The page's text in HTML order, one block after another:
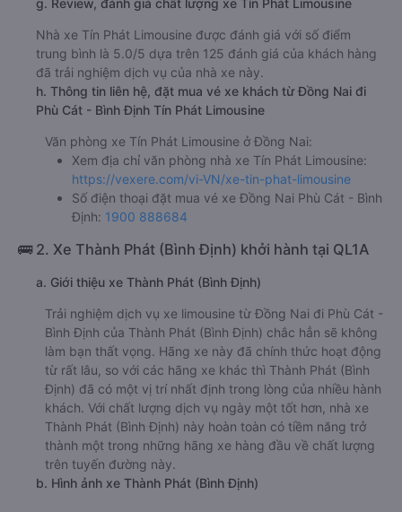
Nhà xe Tín Phát Limousine được đánh giá với số điểm
trung bình là 5.0/5 dựa trên 125 đánh giá của khách hàng
đã trải nghiệm dịch vụ của nhà xe này.
h. Thông tin liên hệ, đặt mua vé xe khách từ Đồng Nai đi
Phù Cát - Bình Định Tín Phát Limousine
Văn phòng xe Tín Phát Limousine ở Đồng Nai:
Xem địa chỉ văn phòng nhà xe Tín Phát Limousine:
https://vexere.com/vi-VN/xe-tin-phat-limousine
Số điện thoại đặt mua vé xe Đồng Nai Phù Cát - Bình
Định: 1900 888684
🚌 2. Xe Thành Phát (Bình Định) khởi hành tại QL1A
a. Giới thiệu xe Thành Phát (Bình Định)
Trải nghiệm dịch vụ xe limousine từ Đồng Nai đi Phù Cát -
Bình Định của Thành Phát (Bình Định) chắc hẳn sẽ không
làm bạn thất vọng. Hãng xe này đã chính thức hoạt động
từ rất lâu, so với các hãng xe khác thì Thành Phát (Bình
Định) đã có một vị trí nhất định trong lòng của nhiều hành
khách. Với chất lượng dịch vụ ngày một tốt hơn, nhà xe
Thành Phát (Bình Định) này hoàn toàn có tiềm năng trở
thành một trong những hãng xe hàng đầu về chất lượng
trên tuyến đường này.
b. Hình ảnh xe Thành Phát (Bình Định)